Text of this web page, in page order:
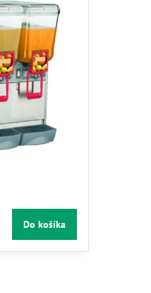
Do košíka